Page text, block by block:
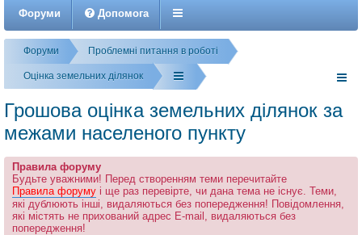
Форуми Допомога
Форуми Проблемні питання в роботі
Оцінка земельних ділянок
Грошова оцінка земельних ділянок за
межами населеного пункту
Правила форуму
Будьте уважними! Перед створенням теми перечитайте
Правила форуму і ще раз перевірте, чи дана тема не існує. Теми,
які дублюють інші, видаляються без попередження! Повідомлення,
які містять не прихований адрес E-mail, видаляються без
попередження!